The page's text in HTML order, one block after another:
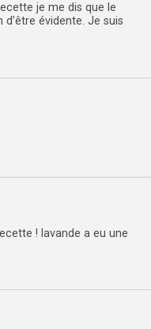
je me dis que le
évidente. Je suis
! lavande a eu une